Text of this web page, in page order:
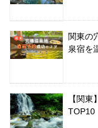
関東の
泉宿を
【関
TOP10